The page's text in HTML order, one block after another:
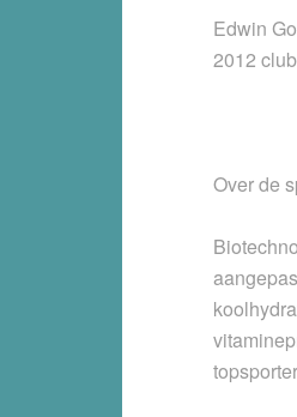
Edwin
2012
Over de